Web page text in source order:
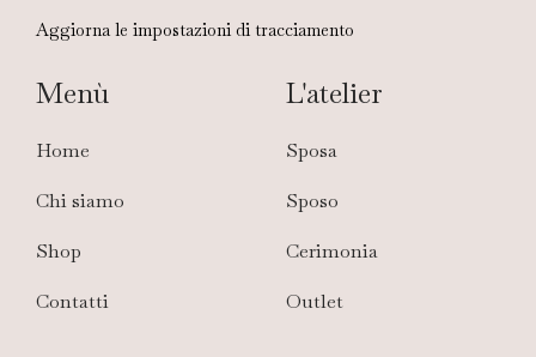
Aggiorna le impostazioni di tracciamento
Menù
Home
Chi siamo
Shop
Contatti
L'atelier
Sposa
Sposo
Cerimonia
Outlet